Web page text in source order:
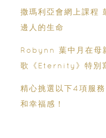
撒瑪利亞會網上課程
邊人的生命
Robynn 葉中月在母
歌《Eternity》特別
精心挑選以下4項服
和幸福感！